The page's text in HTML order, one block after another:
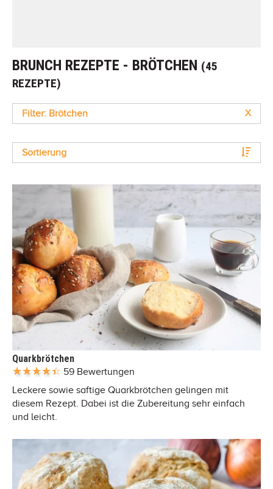
BRUNCH REZEPTE - BRÖTCHEN (45
REZEPTE)
Filter: Brötchen X
Sortierung
Quarkbrötchen
59 Bewertungen
Leckere sowie saftige Quarkbrötchen gelingen mit
diesem Rezept. Dabei ist die Zubereitung sehr einfach
und leicht.